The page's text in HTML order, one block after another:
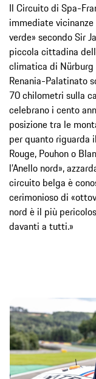
Il Circuito di Spa-
immediate
verde» secondo Sir
piccola cittadina
climatica di
Renania-Palatinato
70 chilometri sulla
celebrano i cento
posizione tra le
per quanto riguarda
Rouge, Pouhon o
l’Anello nord»,
circuito belga è
cerimonioso di
nord è il più
davanti a tutti.»